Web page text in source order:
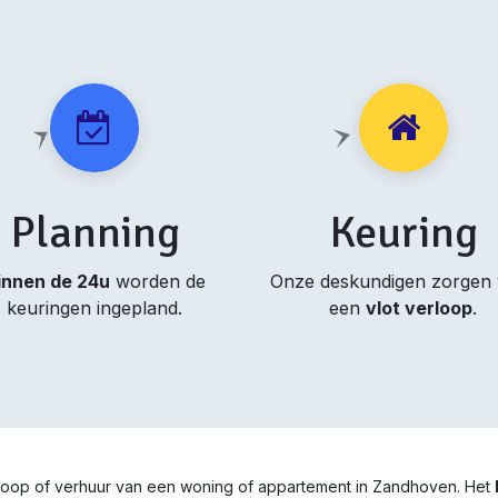
Planning
de 24u worden de
keuringen ingepland.
Keuring
Onze deskundigen
eenvlot verloop.
of verhuur van een woning of appartement in Zandhoven. Het